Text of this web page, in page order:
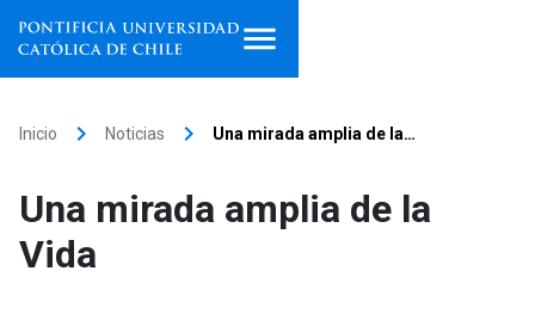
Facultades, escuelas e
institutos
Inicio keyboard_arrow_right Noticias keyboard_arrow_right Una mirada amplia de la…
Una mirada amplia de la
Vida